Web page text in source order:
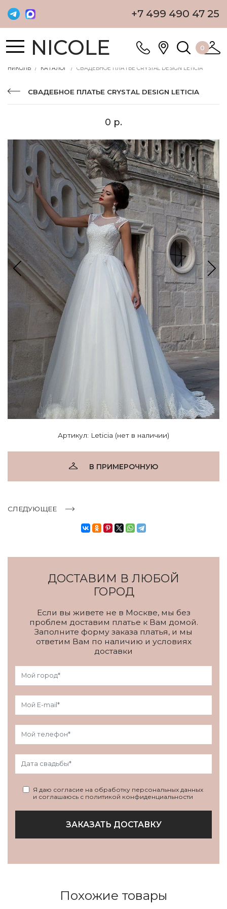
+7 499 490 47 25
NICOLE 0
НИКОЛЬ КАТАЛОГ СВАДЕБНОЕ ПЛАТЬЕ CRYSTAL DESIGN LETICIA
СВАДЕБНОЕ ПЛАТЬЕ CRYSTAL DESIGN LETICIA
0 р.
Артикул: Leticia (нет в наличии)
В ПРИМЕРОЧНУЮ
СЛЕДУЮЩЕЕ
ДОСТАВИМ В ЛЮБОЙ
ГОРОД
Если вы живете не в Москве, мы без
проблем доставим платье к Вам домой.
Заполните форму заказа платья, и мы
ответим Вам по наличию и условиях
доставки
Я даю согласие на обработку персональных данных
и соглашаюсь с политикой конфиденциальности
ЗАКАЗАТЬ ДОСТАВКУ
Похожие товары